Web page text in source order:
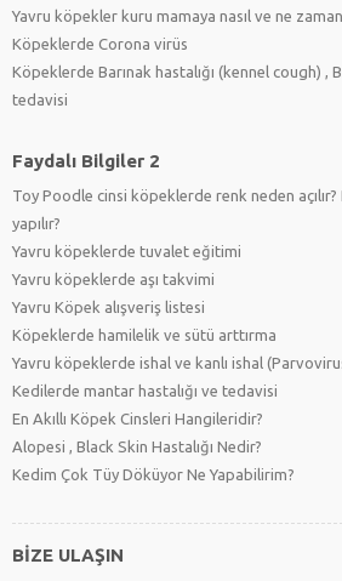
Yavru köpekler kuru mamaya nasıl ve ne zaman
Köpeklerde Corona virüs
Köpeklerde Barınak hastalığı (kennel cough) ,
tedavisi
Faydalı Bilgiler 2
Toy Poodle cinsi köpeklerde renk neden açılır?
yapılır?
Yavru köpeklerde tuvalet eğitimi
Yavru köpeklerde aşı takvimi
Yavru Köpek alışveriş listesi
Köpeklerde hamilelik ve sütü arttırma
Yavru köpeklerde ishal ve kanlı ishal
Kedilerde mantar hastalığı ve tedavisi
En Akıllı Köpek Cinsleri Hangileridir?
Alopesi , Black Skin Hastalığı Nedir?
Kedim Çok Tüy Döküyor Ne Yapabilirim?
BİZE ULAŞIN